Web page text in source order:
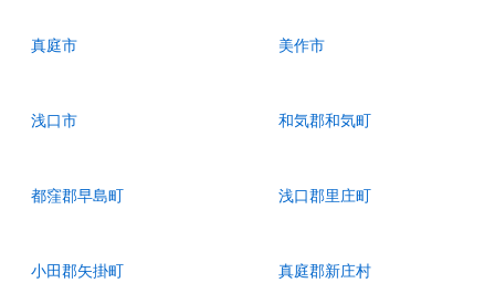
真庭市 美作市
浅口市 和気郡和気町
都窪郡早島町 浅口郡里庄町
小田郡矢掛町 真庭郡新庄村